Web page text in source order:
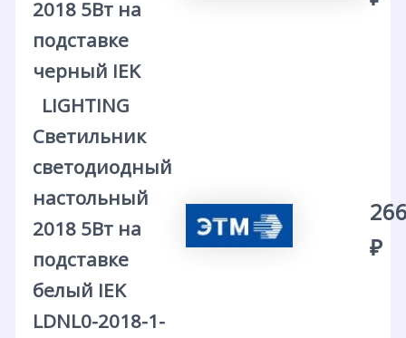
2018 5Вт на
подставке
черный IEK
LIGHTING
Светильник
светодиодный
настольный
2018 5Вт на
подставке
белый IEK
LDNL0-2018-1-
₽